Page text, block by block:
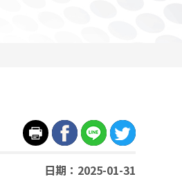
日期：2025-01-31